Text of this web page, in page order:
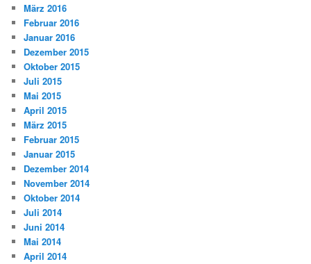
März 2016
Februar 2016
Januar 2016
Dezember 2015
Oktober 2015
Juli 2015
Mai 2015
April 2015
März 2015
Februar 2015
Januar 2015
Dezember 2014
November 2014
Oktober 2014
Juli 2014
Juni 2014
Mai 2014
April 2014